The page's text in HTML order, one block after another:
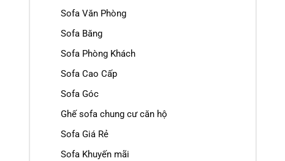
Sofa Văn Phòng
Sofa Băng
Sofa Phòng Khách
Sofa Cao Cấp
Sofa Góc
Ghế sofa chung cư căn hộ
Sofa Giá Rẻ
Sofa Khuyến mãi